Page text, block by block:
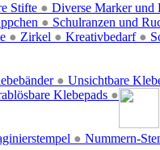
Stifte ● Diverse Marker und
● Schulranzen und
● Zirkel ● Kreativbedarf ●
● Unsichtbare
Klebepads ●
● Nummern-